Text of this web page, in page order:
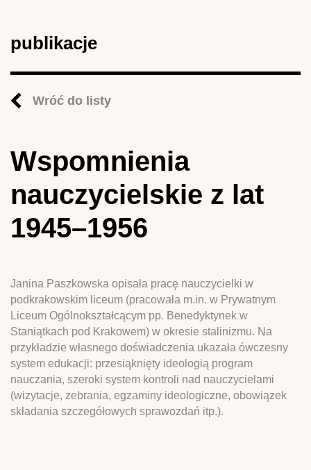
publikacje
Wróć do listy
Wspomnienia
nauczycielskie z lat
1945–1956
Janina Paszkowska opisała pracę nauczycielki w
podkrakowskim liceum (pracowała m.in. w Prywatnym
Liceum Ogólnokształcącym pp. Benedyktynek w
Staniątkach pod Krakowem) w okresie stalinizmu. Na
przykładzie własnego doświadczenia ukazała ówczesny
system edukacji: przesiąknięty ideologią program
nauczania, szeroki system kontroli nad nauczycielami
(wizytacje, zebrania, egzaminy ideologiczne, obowiązek
składania szczegółowych sprawozdań itp.).